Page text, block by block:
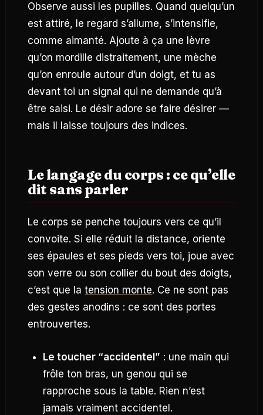
Observe aussi les pupilles. Quand quelqu’un
est attiré, le regard s’allume, s’intensifie,
comme aimanté. Ajoute à ça une lèvre
qu’on mordille distraitement, une mèche
qu’on enroule autour d’un doigt, et tu as
devant toi un signal qui ne demande qu’à
être saisi. Le désir adore se faire désirer —
mais il laisse toujours des indices.
Le langage du corps : ce qu’elle
dit sans parler
Le corps se penche toujours vers ce qu’il
convoite. Si elle réduit la distance, oriente
ses épaules et ses pieds vers toi, joue avec
son verre ou son collier du bout des doigts,
c’est que latension monte. Ce ne sont pas
des gestes anodins : ce sont des portes
entrouvertes.
Le toucher “accidentel” : une main qui
frôle ton bras, un genou qui se
rapproche sous la table. Rien n’est
jamais vraiment accidentel.